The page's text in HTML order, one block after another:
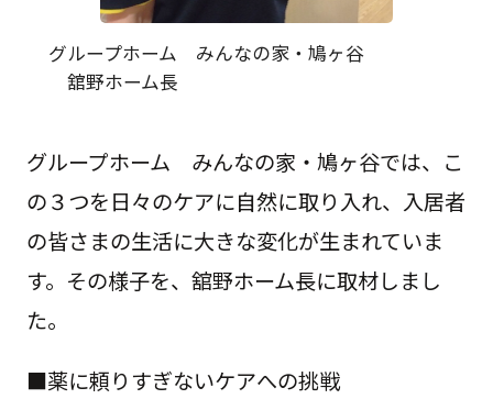
グループホーム みんなの家・鳩ヶ谷
舘野ホーム長
グループホーム みんなの家・鳩ヶ谷では、こ
の３つを日々のケアに自然に取り入れ、入居者
の皆さまの生活に大きな変化が生まれていま
す。その様子を、舘野ホーム長に取材しまし
た。
■薬に頼りすぎないケアへの挑戦